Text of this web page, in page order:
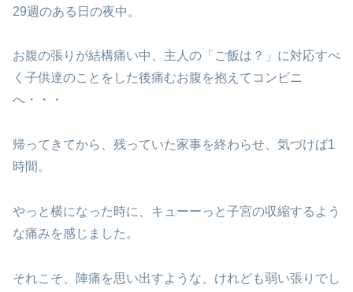
29週のある日の夜中。
お腹の張りが結構痛い中、主人の「ご飯は？」に対応すべ
く子供達のことをした後痛むお腹を抱えてコンビニ
へ・・・
帰ってきてから、残っていた家事を終わらせ、気づけば1
時間。
やっと横になった時に、キューーっと子宮の収縮するよう
な痛みを感じました。
それこそ、陣痛を思い出すような、けれども弱い張りでし